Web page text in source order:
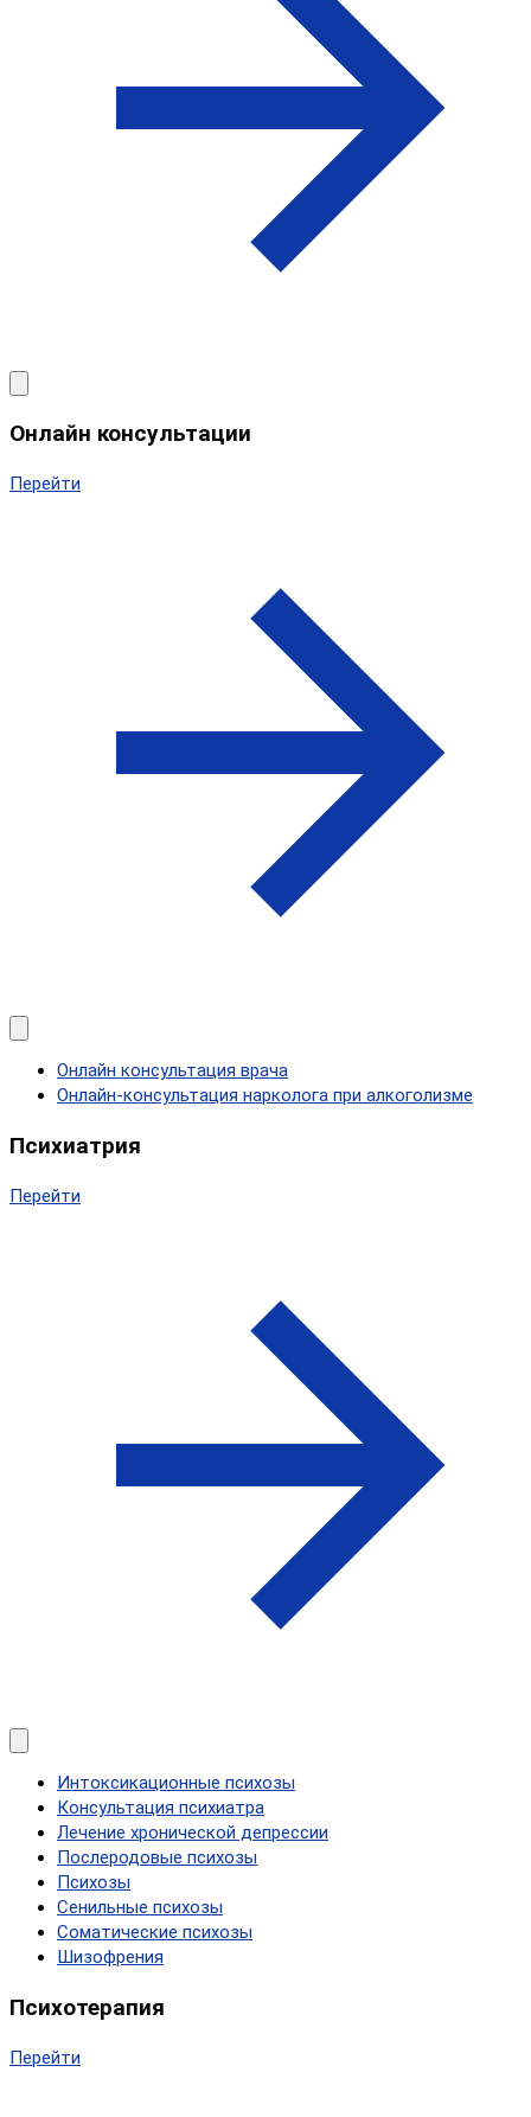
Онлайн консультации
Перейти
Онлайн консультация врача
Онлайн-консультация нарколога при алкоголизме
Психиатрия
Перейти
Интоксикационные психозы
Консультация психиатра
Лечение хронической депрессии
Послеродовые психозы
Психозы
Сенильные психозы
Соматические психозы
Шизофрения
Психотерапия
Перейти